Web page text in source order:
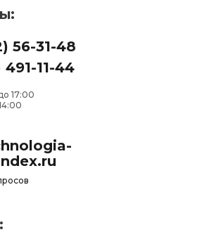
17:00
56-31-48
11-44